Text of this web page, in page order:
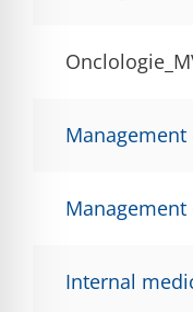
Management
Management
Internal